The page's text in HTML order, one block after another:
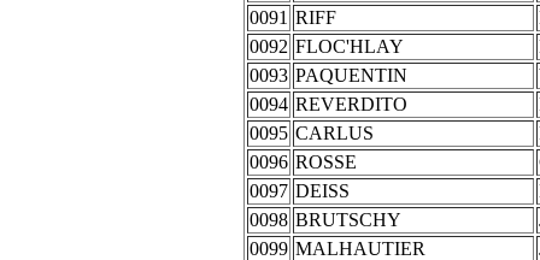
0091 RIFF
0092 FLOC'HLAY
0093 PAQUENTIN
0094 REVERDITO
0095 CARLUS
0096 ROSSE
0097 DEISS
0098 BRUTSCHY
0099 MALHAUTIER